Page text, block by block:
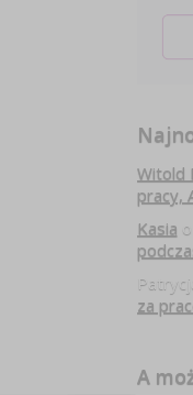
Witold
pracy,
Kasia o
za
A